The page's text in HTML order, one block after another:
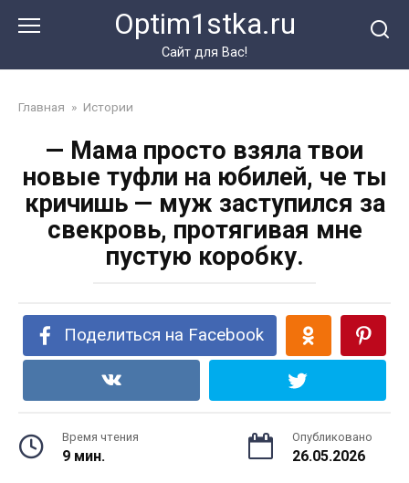
Optim1stka.ru
Сайт для Вас!
Главная » Истории
— Мама просто взяла твои
новые туфли на юбилей, че ты
кричишь — муж заступился за
свекровь, протягивая мне
пустую коробку.
Поделиться на Facebook
Время чтения
9 мин.
Опубликовано
26.05.2026